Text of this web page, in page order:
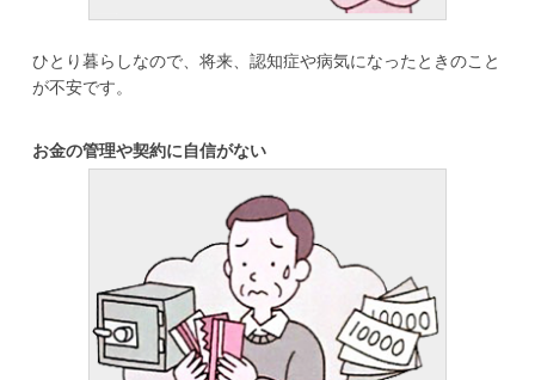
ひとり暮らしなので、将来、認知症や病気になったときのこと
が不安です。
お金の管理や契約に自信がない